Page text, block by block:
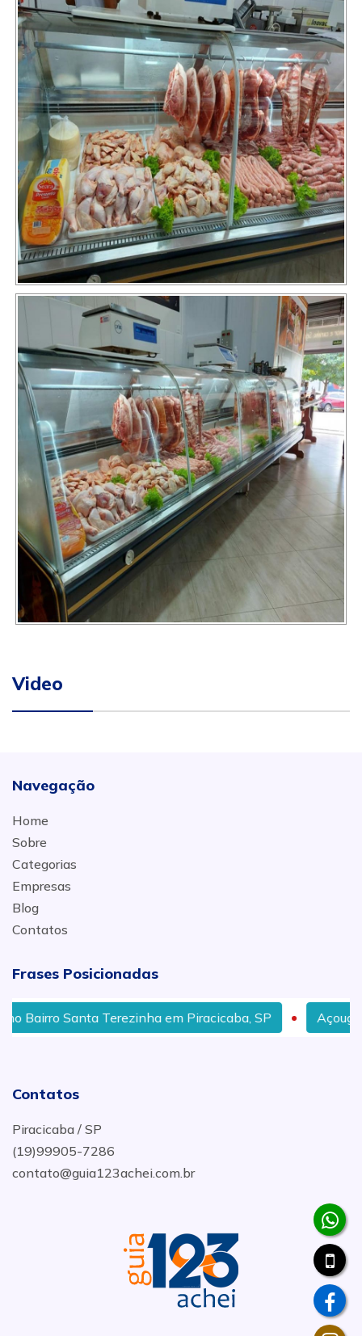
Video
Navegação
Home
Sobre
Categorias
Empresas
Blog
Contatos
Frases Posicionadas
em Piracicaba, SP Açougue Que Entrega no
Contatos
Piracicaba / SP
(19)99905-7286
contato@guia123achei.com.br